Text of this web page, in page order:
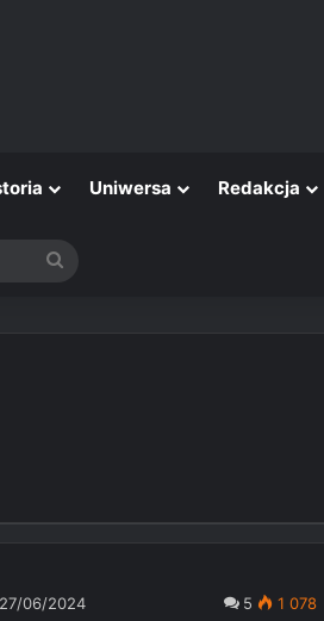
Uniwersa Redakcja
27/06/2024 5 1 078